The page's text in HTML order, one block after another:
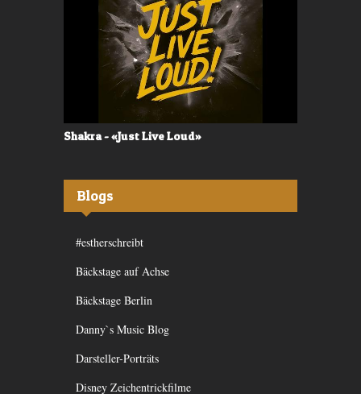
Shakra - «Just Live Loud»
Blogs
#estherschreibt
Bäckstage auf Achse
Bäckstage Berlin
Danny`s Music Blog
Darsteller-Porträts
Disney Zeichentrickfilme